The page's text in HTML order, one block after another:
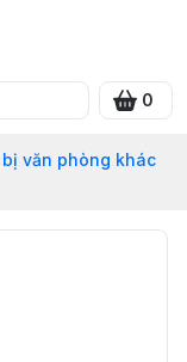
0
văn phòng khác